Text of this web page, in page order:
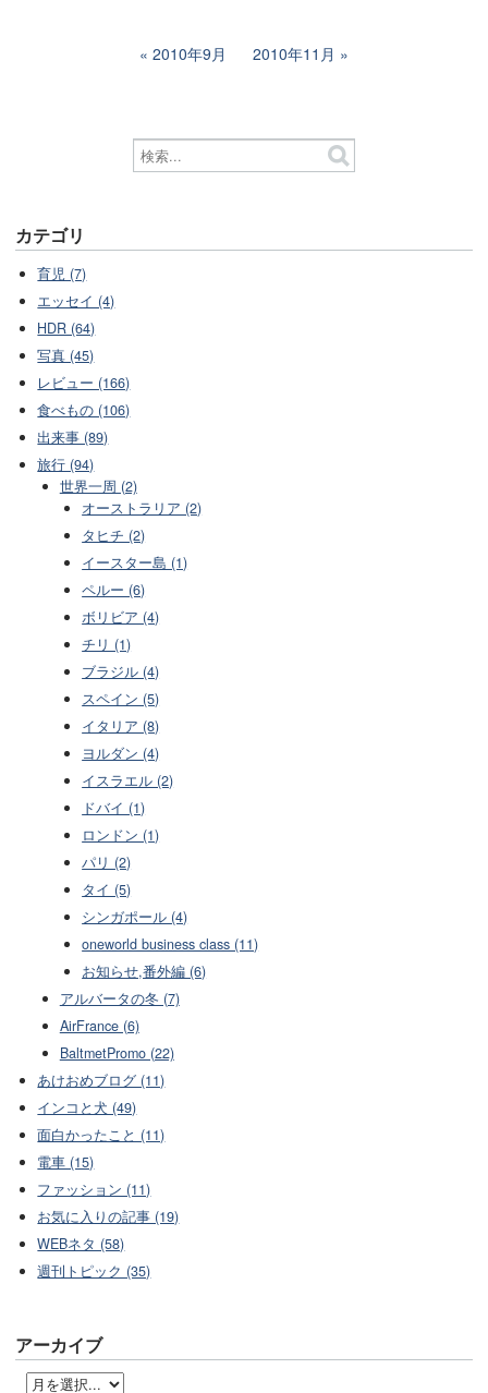
2010年9月 2010年11月
カテゴリ
育児 (7)
エッセイ (4)
HDR (64)
写真 (45)
レビュー (166)
食べもの (106)
出来事 (89)
旅行 (94)
世界一周 (2)
オーストラリア (2)
タヒチ (2)
イースター島 (1)
ペルー (6)
ボリビア (4)
チリ (1)
ブラジル (4)
スペイン (5)
イタリア (8)
ヨルダン (4)
イスラエル (2)
ドバイ (1)
ロンドン (1)
パリ (2)
タイ (5)
シンガポール (4)
oneworld business class (11)
お知らせ,番外編 (6)
アルバータの冬 (7)
AirFrance (6)
BaltmetPromo (22)
あけおめブログ (11)
インコと犬 (49)
面白かったこと (11)
電車 (15)
ファッション (11)
お気に入りの記事 (19)
WEBネタ (58)
週刊トピック (35)
アーカイブ